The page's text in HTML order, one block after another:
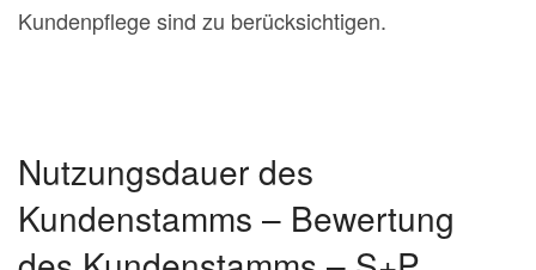
Kundenpflege sind zu berücksichtigen.
Nutzungsdauer des
Kundenstamms – Bewertung